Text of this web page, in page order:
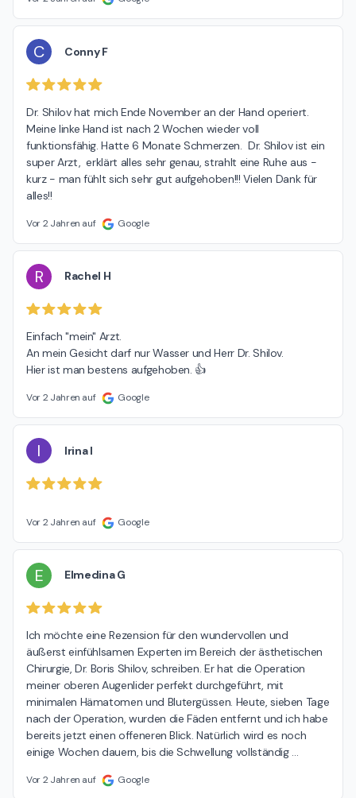
C Conny F
Dr. Shilov hat mich Ende November an der Hand operiert.
Meine linke Hand ist nach 2 Wochen wieder voll
funktionsfähig. Hatte 6 Monate Schmerzen.  Dr. Shilov ist ein
super Arzt,  erklärt alles sehr genau, strahlt eine Ruhe aus -
kurz - man fühlt sich sehr gut aufgehoben!!! Vielen Dank für
alles!!
Vor 2 Jahren auf Google
R Rachel H
Einfach "mein" Arzt.
An mein Gesicht darf nur Wasser und Herr Dr. Shilov.
Hier ist man bestens aufgehoben. 👍
Vor 2 Jahren auf Google
I Irina I
Vor 2 Jahren auf Google
E Elmedina G
Ich möchte eine Rezension für den wundervollen und
äußerst einfühlsamen Experten im Bereich der ästhetischen
Chirurgie, Dr. Boris Shilov, schreiben. Er hat die Operation
meiner oberen Augenlider perfekt durchgeführt, mit
minimalen Hämatomen und Blutergüssen. Heute, sieben Tage
nach der Operation, wurden die Fäden entfernt und ich habe
bereits jetzt einen offeneren Blick. Natürlich wird es noch
einige Wochen dauern, bis die Schwellung vollständig …
Vor 2 Jahren auf Google